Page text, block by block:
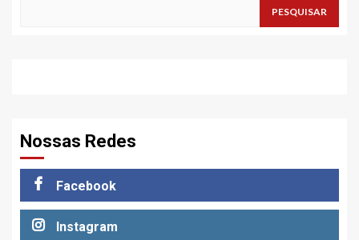
PESQUISAR
Nossas Redes
Facebook
Instagram